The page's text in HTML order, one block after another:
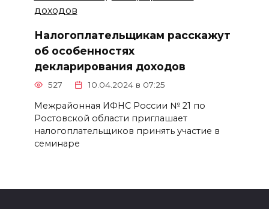
Налогоплательщикам расскажут
об особенностях
декларирования доходов
527 10.04.2024 в 07:25
Межрайонная ИФНС России № 21 по
Ростовской области приглашает
налогоплательщиков принять участие в
семинаре